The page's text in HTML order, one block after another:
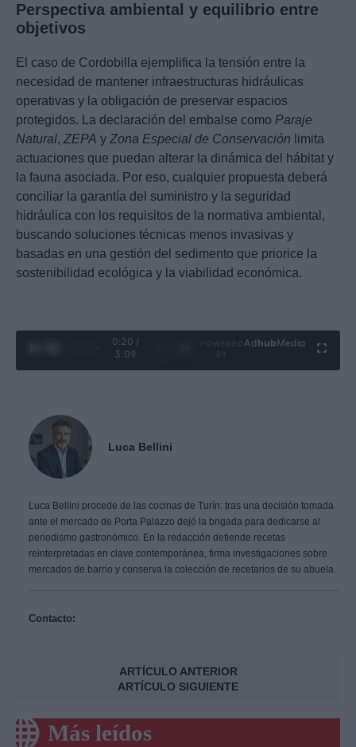
Perspectiva ambiental y equilibrio entre
objetivos
El caso de Cordobilla ejemplifica la tensión entre la
necesidad de mantener infraestructuras hidráulicas
operativas y la obligación de preservar espacios
protegidos. La declaración del embalse como Paraje
Natural, ZEPA y Zona Especial de Conservación limita
actuaciones que puedan alterar la dinámica del hábitat y
la fauna asociada. Por eso, cualquier propuesta deberá
conciliar la garantía del suministro y la seguridad
hidráulica con los requisitos de la normativa ambiental,
buscando soluciones técnicas menos invasivas y
basadas en una gestión del sedimento que priorice la
sostenibilidad ecológica y la viabilidad económica.
0:21 /
3:09
Ad hubMedia
Luca Bellini
Luca Bellini procede de las cocinas de Turín: tras una decisión tomada
ante el mercado de Porta Palazzo dejó la brigada para dedicarse al
periodismo gastronómico. En la redacción defiende recetas
reinterpretadas en clave contemporánea, firma investigaciones sobre
mercados de barrio y conserva la colección de recetarios de su abuela.
Contacto:
ARTÍCULO ANTERIOR
ARTÍCULO SIGUIENTE
Más leídos